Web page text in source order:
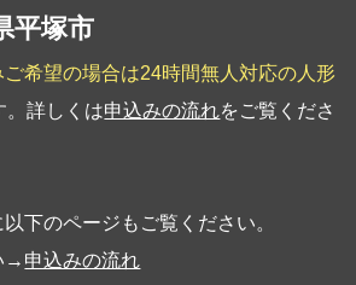
平塚市
ご希望の場合は24時間無人対応の人形
。詳しくは申込みの流れをご覧くださ
下のページもご覧ください。
→ 申込みの流れ